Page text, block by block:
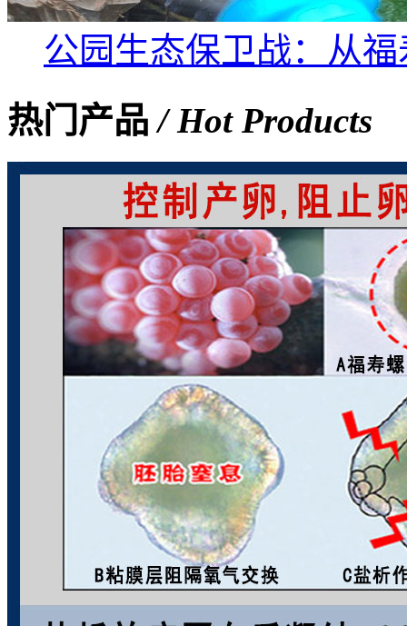
公园生态保卫战：从
热门产品/ Hot Products